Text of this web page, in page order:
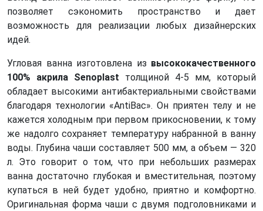
позволяет сэкономить пространство и дает
возможность для реализации любых дизайнерских
идей.
Угловая ванна изготовлена из высококачественного
100% акрила Senoplast толщиной 4-5 мм, который
обладает высокими антибактериальными свойствами
благодаря технологии «AntiBac». Он приятен телу и не
кажется холодным при первом прикосновении, к тому
же надолго сохраняет температуру набранной в ванну
воды. Глубина чаши составляет 500 мм, а объем — 320
л. Это говорит о том, что при небольших размерах
ванна достаточно глубокая и вместительная, поэтому
купаться в ней будет удобно, приятно и комфортно.
Оригинальная форма чаши с двумя подголовниками и